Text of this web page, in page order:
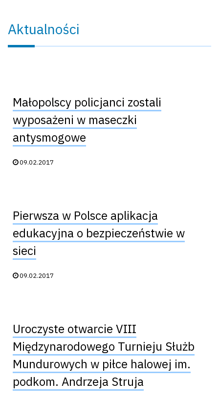
Aktualności
Małopolscy policjanci zostali
wyposażeni w maseczki
antysmogowe
Data publikacji:
09.02.2017
Pierwsza w Polsce aplikacja
edukacyjna o bezpieczeństwie w
sieci
Data publikacji:
09.02.2017
Uroczyste otwarcie VIII
Międzynarodowego Turnieju Służb
Mundurowych w piłce halowej im.
podkom. Andrzeja Struja